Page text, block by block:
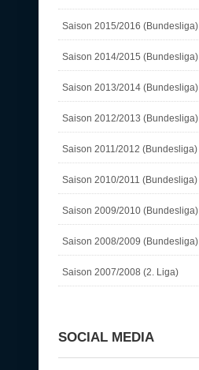
Saison 2015/2016 (Bundesliga)
Saison 2014/2015 (Bundesliga)
Saison 2013/2014 (Bundesliga)
Saison 2012/2013 (Bundesliga)
Saison 2011/2012 (Bundesliga)
Saison 2010/2011 (Bundesliga)
Saison 2009/2010 (Bundesliga)
Saison 2008/2009 (Bundesliga)
Saison 2007/2008 (2. Liga)
SOCIAL MEDIA